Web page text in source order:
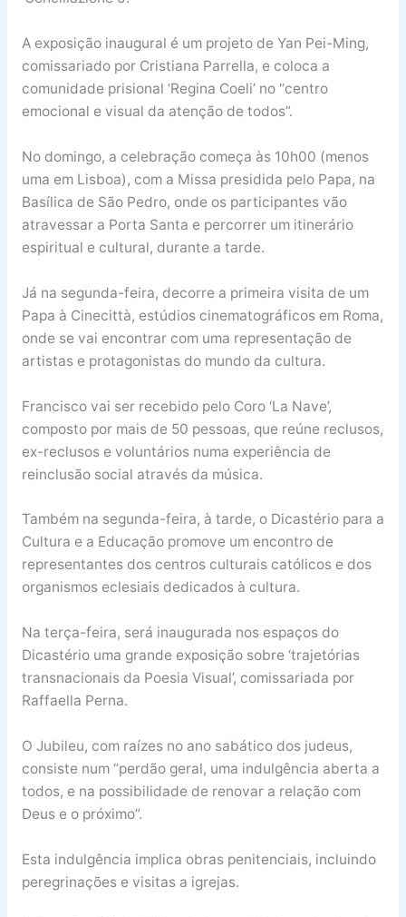
A exposição inaugural é um projeto de Yan Pei-Ming,
comissariado por Cristiana Parrella, e coloca a
comunidade prisional ‘Regina Coeli’ no “centro
emocional e visual da atenção de todos”.
No domingo, a celebração começa às 10h00 (menos
uma em Lisboa), com a Missa presidida pelo Papa, na
Basílica de São Pedro, onde os participantes vão
atravessar a Porta Santa e percorrer um itinerário
espiritual e cultural, durante a tarde.
Já na segunda-feira, decorre a primeira visita de um
Papa à Cinecittà, estúdios cinematográficos em Roma,
onde se vai encontrar com uma representação de
artistas e protagonistas do mundo da cultura.
Francisco vai ser recebido pelo Coro ‘La Nave’,
composto por mais de 50 pessoas, que reúne reclusos,
ex-reclusos e voluntários numa experiência de
reinclusão social através da música.
Também na segunda-feira, à tarde, o Dicastério para a
Cultura e a Educação promove um encontro de
representantes dos centros culturais católicos e dos
organismos eclesiais dedicados à cultura.
Na terça-feira, será inaugurada nos espaços do
Dicastério uma grande exposição sobre ‘trajetórias
transnacionais da Poesia Visual’, comissariada por
Raffaella Perna.
O Jubileu, com raízes no ano sabático dos judeus,
consiste num “perdão geral, uma indulgência aberta a
todos, e na possibilidade de renovar a relação com
Deus e o próximo”.
Esta indulgência implica obras penitenciais, incluindo
peregrinações e visitas a igrejas.